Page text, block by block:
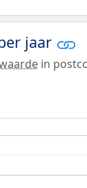
jaar
in